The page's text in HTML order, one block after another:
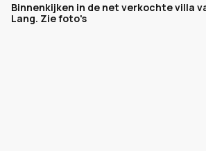
Binnenkijken in de net verkochte villa
Lang. Zie foto's